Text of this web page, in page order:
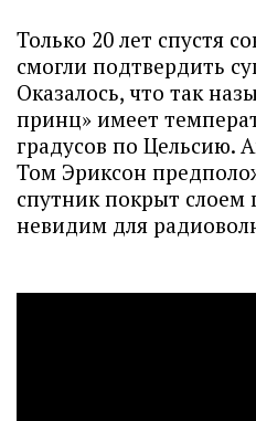
Только 20 лет спустя
смогли подтвердить
Оказалось, что так
принц» имеет
градусов по Цельсию.
Том Эриксон
спутник покрыт слоем
невидим для